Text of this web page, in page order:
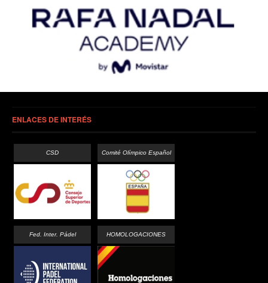
ENLACES DE INTERÉS
CSD Comité Olímpico Español
Fed. Inter. Pádel HOMOLOGACIONES